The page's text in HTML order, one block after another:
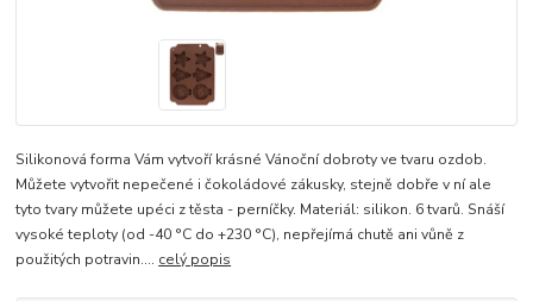
Silikonová forma Vám vytvoří krásné Vánoční dobroty ve tvaru ozdob.
Můžete vytvořit nepečené i čokoládové zákusky, stejně dobře v ní ale
tyto tvary můžete upéci z těsta - perníčky. Materiál: silikon. 6 tvarů. Snáší
vysoké teploty (od -40 °C do +230 °C), nepřejímá chutě ani vůně z
použitých potravin.... celý popis